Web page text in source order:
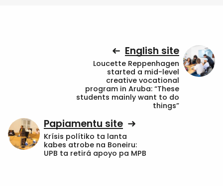
English site
Loucette Reppenhagen
started a mid-level
creative vocational
program in Aruba: “These
students mainly want to do
things”
Papiamentu site
Krísis polítiko ta lanta
kabes atrobe na Boneiru:
UPB ta retirá apoyo pa MPB